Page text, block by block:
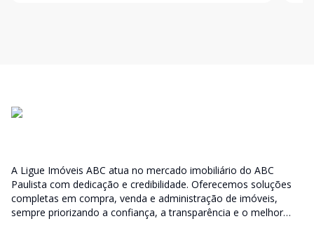
A Ligue Imóveis ABC atua no mercado imobiliário do ABC
Paulista com dedicação e credibilidade. Oferecemos soluções
completas em compra, venda e administração de imóveis,
sempre priorizando a confiança, a transparência e o melhor